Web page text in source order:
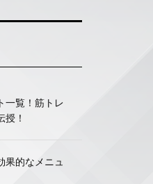
一覧！筋トレ
！
果的なメニュ